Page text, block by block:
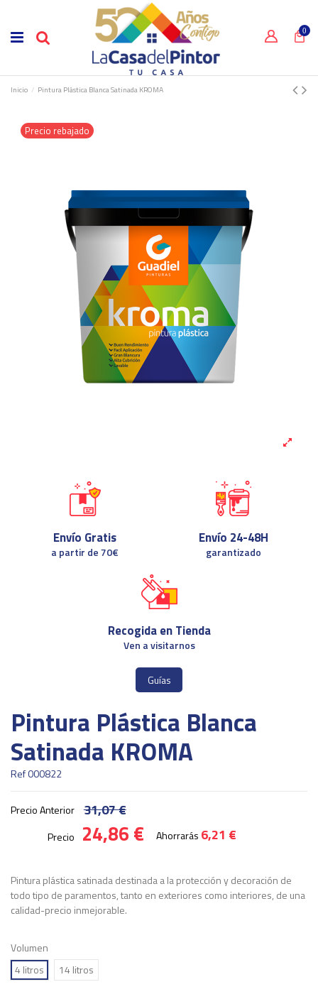
0
Inicio Pintura Plástica Blanca Satinada KROMA
Pintura Plástica Blanca
Satinada KROMA
Ref000822
Precio Anterior 31,07 €
Precio 24,86 € Ahorrarás 6,21 €
Pintura plástica satinada destinada a la protección y decoración de
todo tipo de paramentos, tanto en exteriores como interiores, de una
calidad-precio inmejorable.
Volumen
4 litros
14 litros
Precio rebajado
Envío Gratis
a partir de 70€
Recogida en Tienda
Ven a visitarnos
Envío 24-48H
garantizado
Guías